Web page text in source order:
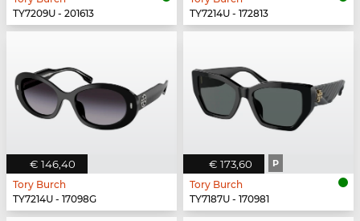
TY7209U - 201613
TY7214U - 172813
€ 146,40
Tory Burch
TY7214U - 17098G
€ 173,60 P
Tory Burch
TY7187U - 170981